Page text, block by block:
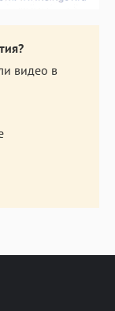
видео в